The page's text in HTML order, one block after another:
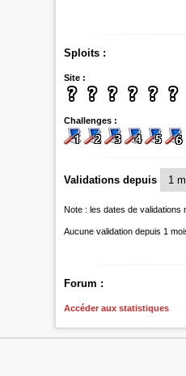
Sploits :
Site :
Challenges :
Validations depuis
Note : les dates de validations
Aucune validation depuis 1
Forum :
Accéder aux statistiques